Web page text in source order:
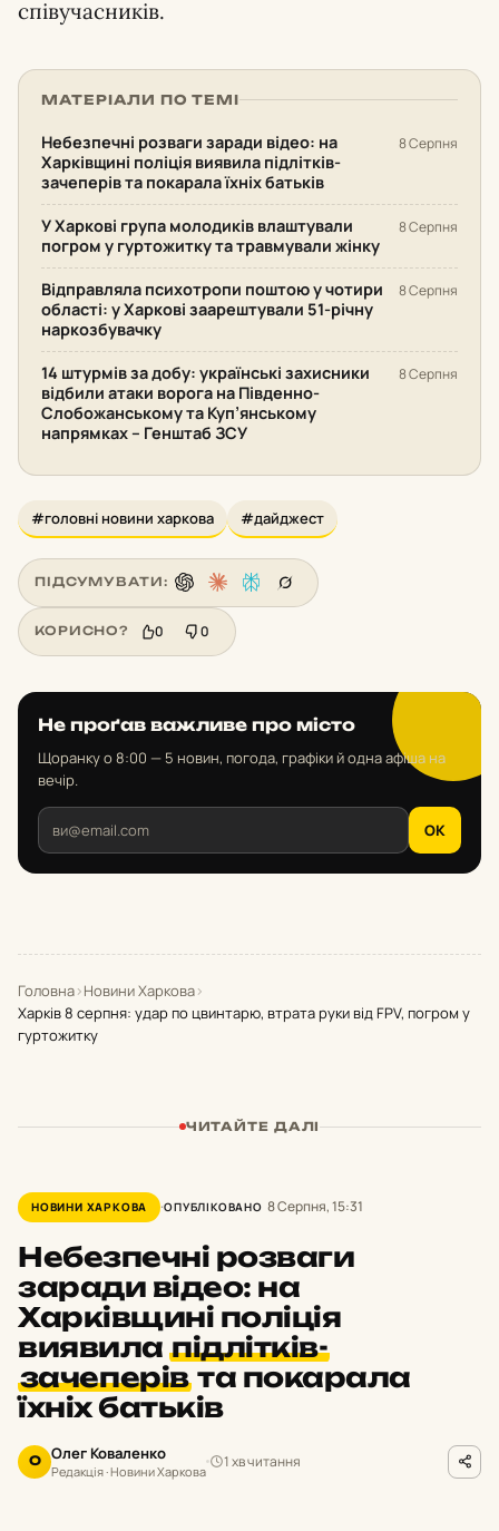
співучасників.
МАТЕРІАЛИ ПО ТЕМІ
Небезпечні розваги заради відео: на
Харківщині поліція виявила підлітків-
зачеперів та покарала їхніх батьків
8 Серпня
У Харкові група молодиків влаштували
погром у гуртожитку та травмували жінку
8 Серпня
Відправляла психотропи поштою у чотири
області: у Харкові заарештували 51-річну
наркозбувачку
8 Серпня
14 штурмів за добу: українські захисники
відбили атаки ворога на Південно-
Слобожанському та Куп’янському
напрямках – Генштаб ЗСУ
8 Серпня
#головні новини харкова #дайджест
ПІДСУМУВАТИ:
КОРИСНО? 0 0
Не проґав важливе про місто
Щоранку о 8:00 — 5 новин, погода, графіки й одна афіша на
вечір.
OK
Головна›Новини Харкова›
Харків 8 серпня: удар по цвинтарю, втрата руки від FPV, погром у
гуртожитку
ЧИТАЙТЕ ДАЛІ
НОВИНИ ХАРКОВА ОПУБЛІКОВАНО 8 Серпня, 15:31
Небезпечні розваги
заради відео: на
Харківщині поліція
виявилапідлітків-
зачеперівта покарала
їхніх батьків
О Олег Коваленко
Редакція · Новини Харкова
1 хв читання